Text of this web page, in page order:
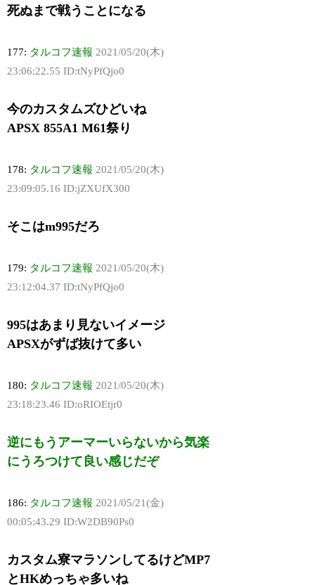
死ぬまで戦うことになる
177: タルコフ速報 2021/05/20(木)
23:06:22.55 ID:tNyPfQjo0
今のカスタムズひどいね
APSX 855A1 M61祭り
178: タルコフ速報 2021/05/20(木)
23:09:05.16 ID:jZXUfX300
そこはm995だろ
179: タルコフ速報 2021/05/20(木)
23:12:04.37 ID:tNyPfQjo0
995はあまり見ないイメージ
APSXがずば抜けて多い
180: タルコフ速報 2021/05/20(木)
23:18:23.46 ID:oRIOEtjr0
逆にもうアーマーいらないから気楽
にうろつけて良い感じだぞ
186: タルコフ速報 2021/05/21(金)
00:05:43.29 ID:W2DB90Ps0
カスタム寮マラソンしてるけどMP7
とHKめっちゃ多いね